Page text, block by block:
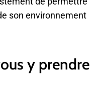
son environnement
y prendre